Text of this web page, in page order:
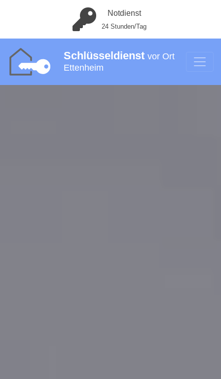
Notdienst
24 Stunden/Tag
Schlüsseldienst vor Ort
Ettenheim